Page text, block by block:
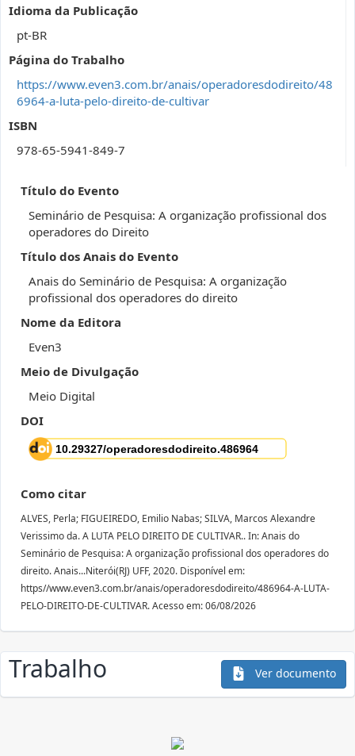
Idioma da Publicação
pt-BR
Página do Trabalho
https://www.even3.com.br/anais/operadoresdodireito/48
6964-a-luta-pelo-direito-de-cultivar
ISBN
978-65-5941-849-7
Título do Evento
Seminário de Pesquisa: A organização profissional dos
operadores do Direito
Título dos Anais do Evento
Anais do Seminário de Pesquisa: A organização
profissional dos operadores do direito
Nome da Editora
Even3
Meio de Divulgação
Meio Digital
DOI
Como citar
ALVES, Perla; FIGUEIREDO, Emilio Nabas; SILVA, Marcos Alexandre
Verissimo da. A LUTA PELO DIREITO DE CULTIVAR.. In: Anais do
Seminário de Pesquisa: A organização profissional dos operadores do
direito. Anais...Niterói(RJ) UFF, 2020. Disponível em:
https//www.even3.com.br/anais/operadoresdodireito/486964-A-LUTA-
PELO-DIREITO-DE-CULTIVAR. Acesso em: 06/08/2026
Trabalho Ver documento